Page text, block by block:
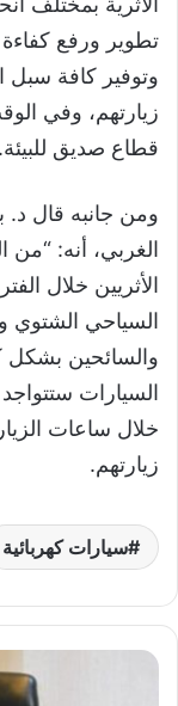
تطوير ورفع كفاءة
وتوفير كافة سبل
زيارتهم، وفي
قطاع صديق للبيئة.
ومن جانبه قال د.
الغربي، أنه: “من
الأثريين خلال
السياحي الشتوي
والسائحين بشكل
السيارات
خلال ساعات
زيارتهم.
سيارات كهربائية
ر